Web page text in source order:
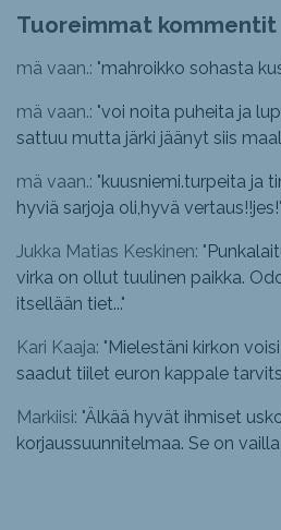
Tuoreimmat kommentit
mä vaan.: "mahroikko sohasta
mä vaan.: "voi noita puheita ja
sattuu mutta järki jäänyt siis
mä vaan.: "kuusniemi.turpeita ja
hyviä sarjoja oli,hyvä vertaus!!jes!"
Jukka Matias Keskinen: "
virka on ollut tuulinen paikka.
itsellään tiet..."
Kari Kaaja: "Mielestäni kirkon
saadut tiilet euron kappale
Markiisi: "Älkää hyvät ihmiset
korjaussuunnitelmaa. Se on